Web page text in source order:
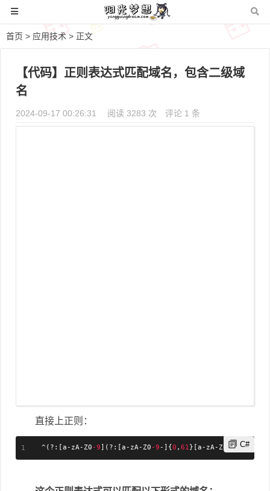
首页 > 应用技术 > 正文
【代码】正则表达式匹配域名，包含二级域
名
2024-09-17 00:26:31 阅读 3283 次 评论 1 条
直接上正则：
C#
^ ( ? : a - zA-Z0 -9 ( ? : a - zA-Z0 -9 - { 0 , 61 } a - zA-Z0 -9] )?\